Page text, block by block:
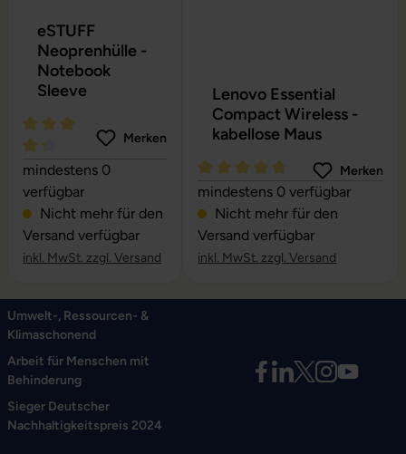
eSTUFF
Neoprenhülle -
Notebook
Sleeve
Durchschnittliche Bewertung von 4.24 von 5 Sternen
Merken
mindestens 0
verfügbar
Nicht mehr für den
Versand verfügbar
inkl. MwSt. zzgl. Versand
Lenovo Essential
Compact Wireless -
kabellose Maus
Durchschnittliche Bewertung
Merken
mindestens 0 verfügbar
Nicht mehr für den
Versand verfügbar
inkl. MwSt. zzgl. Versand
Umwelt-, Ressourcen- &
Klimaschonend
Arbeit für Menschen mit
Behinderung
Sieger Deutscher
Nachhaltigkeitspreis 2024